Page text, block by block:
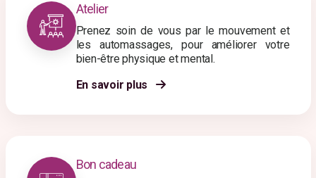
Atelier
Prenez soin de vous par le mouvement et
les automassages, pour améliorer votre
bien-être physique et mental.
En savoir plus
Bon cadeau